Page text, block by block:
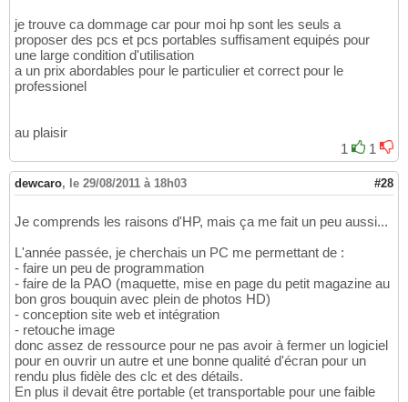
je trouve ca dommage car pour moi hp sont les seuls a
proposer des pcs et pcs portables suffisament equipés pour
une large condition d'utilisation
a un prix abordables pour le particulier et correct pour le
professionel
au plaisir
1
1
dewcaro, le 29/08/2011 à 18h03 #28
Je comprends les raisons d'HP, mais ça me fait un peu aussi...
L'année passée, je cherchais un PC me permettant de :
- faire un peu de programmation
- faire de la PAO (maquette, mise en page du petit magazine au
bon gros bouquin avec plein de photos HD)
- conception site web et intégration
- retouche image
donc assez de ressource pour ne pas avoir à fermer un logiciel
pour en ouvrir un autre et une bonne qualité d'écran pour un
rendu plus fidèle des clc et des détails.
En plus il devait être portable (et transportable pour une faible